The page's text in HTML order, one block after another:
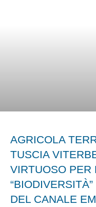
AGRICOLA
TUSCIA
VIRTUOSO PER
DEL CANALE